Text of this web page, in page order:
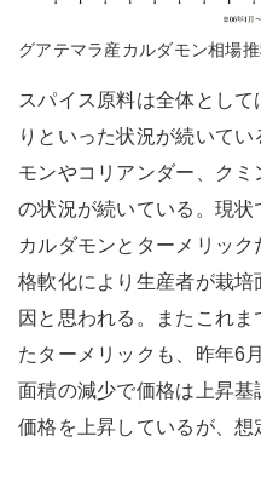
グアテマラ産カルダモン相場
スパイス原料は全体とし
りといった状況が続いて
モンやコリアンダー、ク
の状況が続いている。現
カルダモンとターメリッ
格軟化により生産者が栽
因と思われる。またこれ
たターメリックも、昨年6
面積の減少で価格は上昇
価格を上昇しているが、想